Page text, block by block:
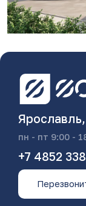
пн - пт 9:00 -
+7 4852